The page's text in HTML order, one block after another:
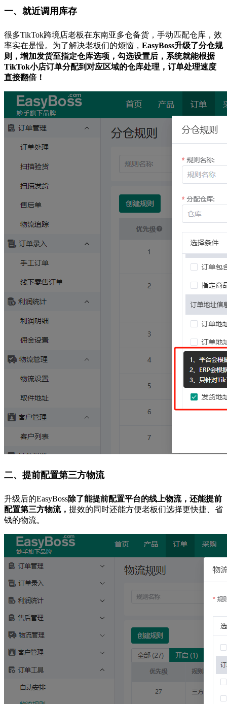
一、就近调用库存
很多TikTok跨境店老板在东南亚多仓备货，手动匹配仓库，效
率实在是慢。为了解决老板们的烦恼， EasyBoss升级了分仓规
则 ，增加发货至指定仓库选项，勾选设置后，系统就能根据
TikTok小店订单分配到对应区域的仓库处理，订单处理速度
直接翻倍！
二、提前配置第三方物流
升级后的EasyBoss除了能提前配置平台的线上物流，还能提前
配置第三方物流， 提效的同时还能方便老板们选择更快捷、省
钱的物流。